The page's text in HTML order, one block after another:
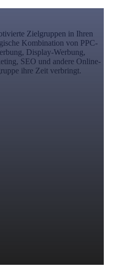
Zielgruppen in Ihren
Kombination von PPC-
Display-Werbung,
SEO und andere Online-
ihre Zeit verbringt.